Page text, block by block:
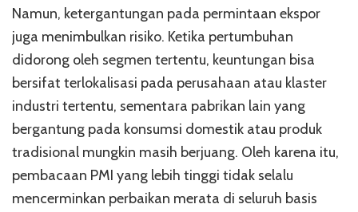
Namun, ketergantungan pada permintaan ekspor
juga menimbulkan risiko. Ketika pertumbuhan
didorong oleh segmen tertentu, keuntungan bisa
bersifat terlokalisasi pada perusahaan atau klaster
industri tertentu, sementara pabrikan lain yang
bergantung pada konsumsi domestik atau produk
tradisional mungkin masih berjuang. Oleh karena itu,
pembacaan PMI yang lebih tinggi tidak selalu
mencerminkan perbaikan merata di seluruh basis